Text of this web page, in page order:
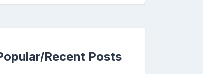
Recent Posts